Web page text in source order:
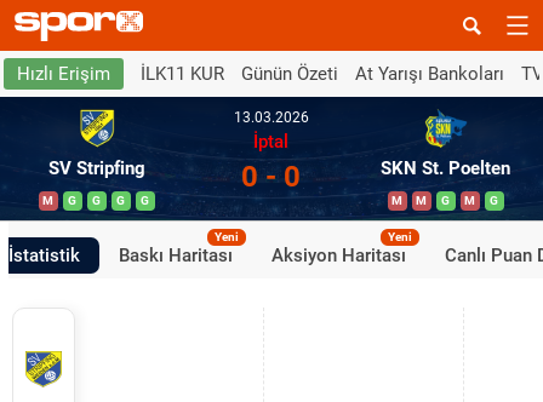
Hızlı Erişim İLK11 KUR Günün Özeti At Yarışı Bankoları
SV Stripfing
M G G G G
13.03.2026
İptal
0 - 0 SKN St. Poelten
M M G M G
İstatistik Baskı Haritası
Yeni
Aksiyon Haritası
Yeni
Canlı Puan